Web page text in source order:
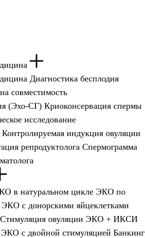
Диагностика бесплодия
совместимость
(Эхо-СГ) Криоконсервация спермы
исследование
Контролируемая индукция овуляции
репродуктолога Спермограмма
в натуральном цикле ЭКО по
ЭКО с донорскими яйцеклетками
Стимуляция овуляции ЭКО + ИКСИ
ЭКО с двойной стимуляцией Банкинг